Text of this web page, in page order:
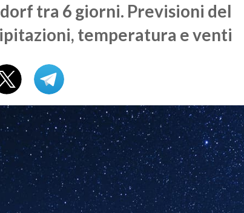
tra 6 giorni. Previsioni del
temperatura e venti